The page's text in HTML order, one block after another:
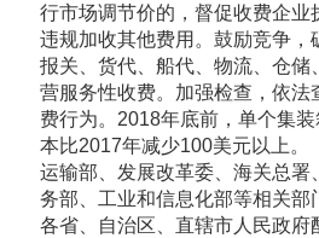
行市场调节价的，督促收费企业
违规加收其他费用。鼓励竞争，
报关、货代、船代、物流、仓储
营服务性收费。加强检查，依法
费行为。2018年底前，单个集
本比2017年减少100美元以上。
运输部、发展改革委、海关总署
务部、工业和信息化部等相关部
各省、自治区、直辖市人民政府